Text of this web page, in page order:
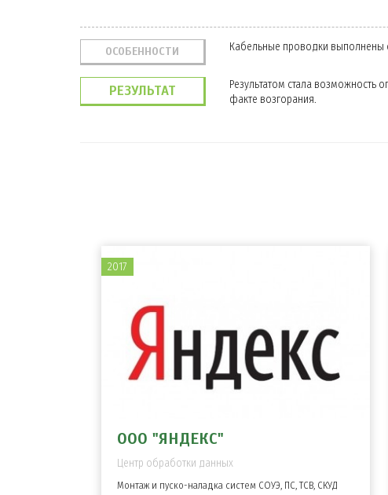
ОСОБЕННОСТИ Кабельные проводки выполнены
РЕЗУЛЬТАТ
Результатом стала возможность
факте возгорания.
ООО "ЯНДЕКС"
Центр обработки данных
Монтаж и пуско-наладка систем СОУЭ, ПС, ТСВ, СКУД
2017